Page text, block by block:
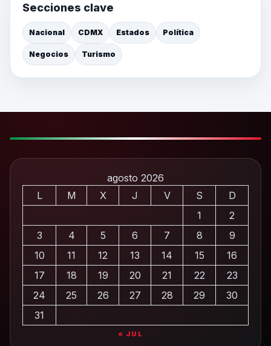
Secciones clave
Nacional CDMX Estados Política
Negocios Turismo
agosto 2026
L
M X J V S
D
1
2
3
4 5 6 7 8
9
10
11 12 13 14 15
16
17
18 19 20 21 22
23
24
25 26 27 28 29
30
31
« JUL